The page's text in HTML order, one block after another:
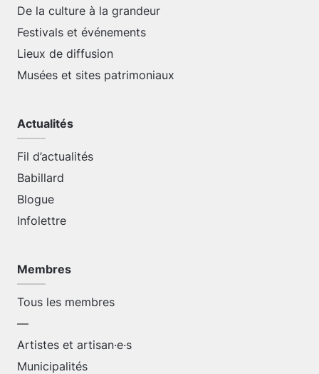
De la culture à la grandeur
Festivals et événements
Lieux de diffusion
Musées et sites patrimoniaux
Actualités
Fil d’actualités
Babillard
Blogue
Infolettre
Membres
Tous les membres
—
Artistes et artisan·e·s
Municipalités